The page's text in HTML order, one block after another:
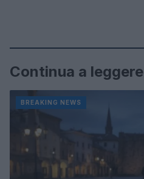
Continua a leggere
BREAKING NEWS